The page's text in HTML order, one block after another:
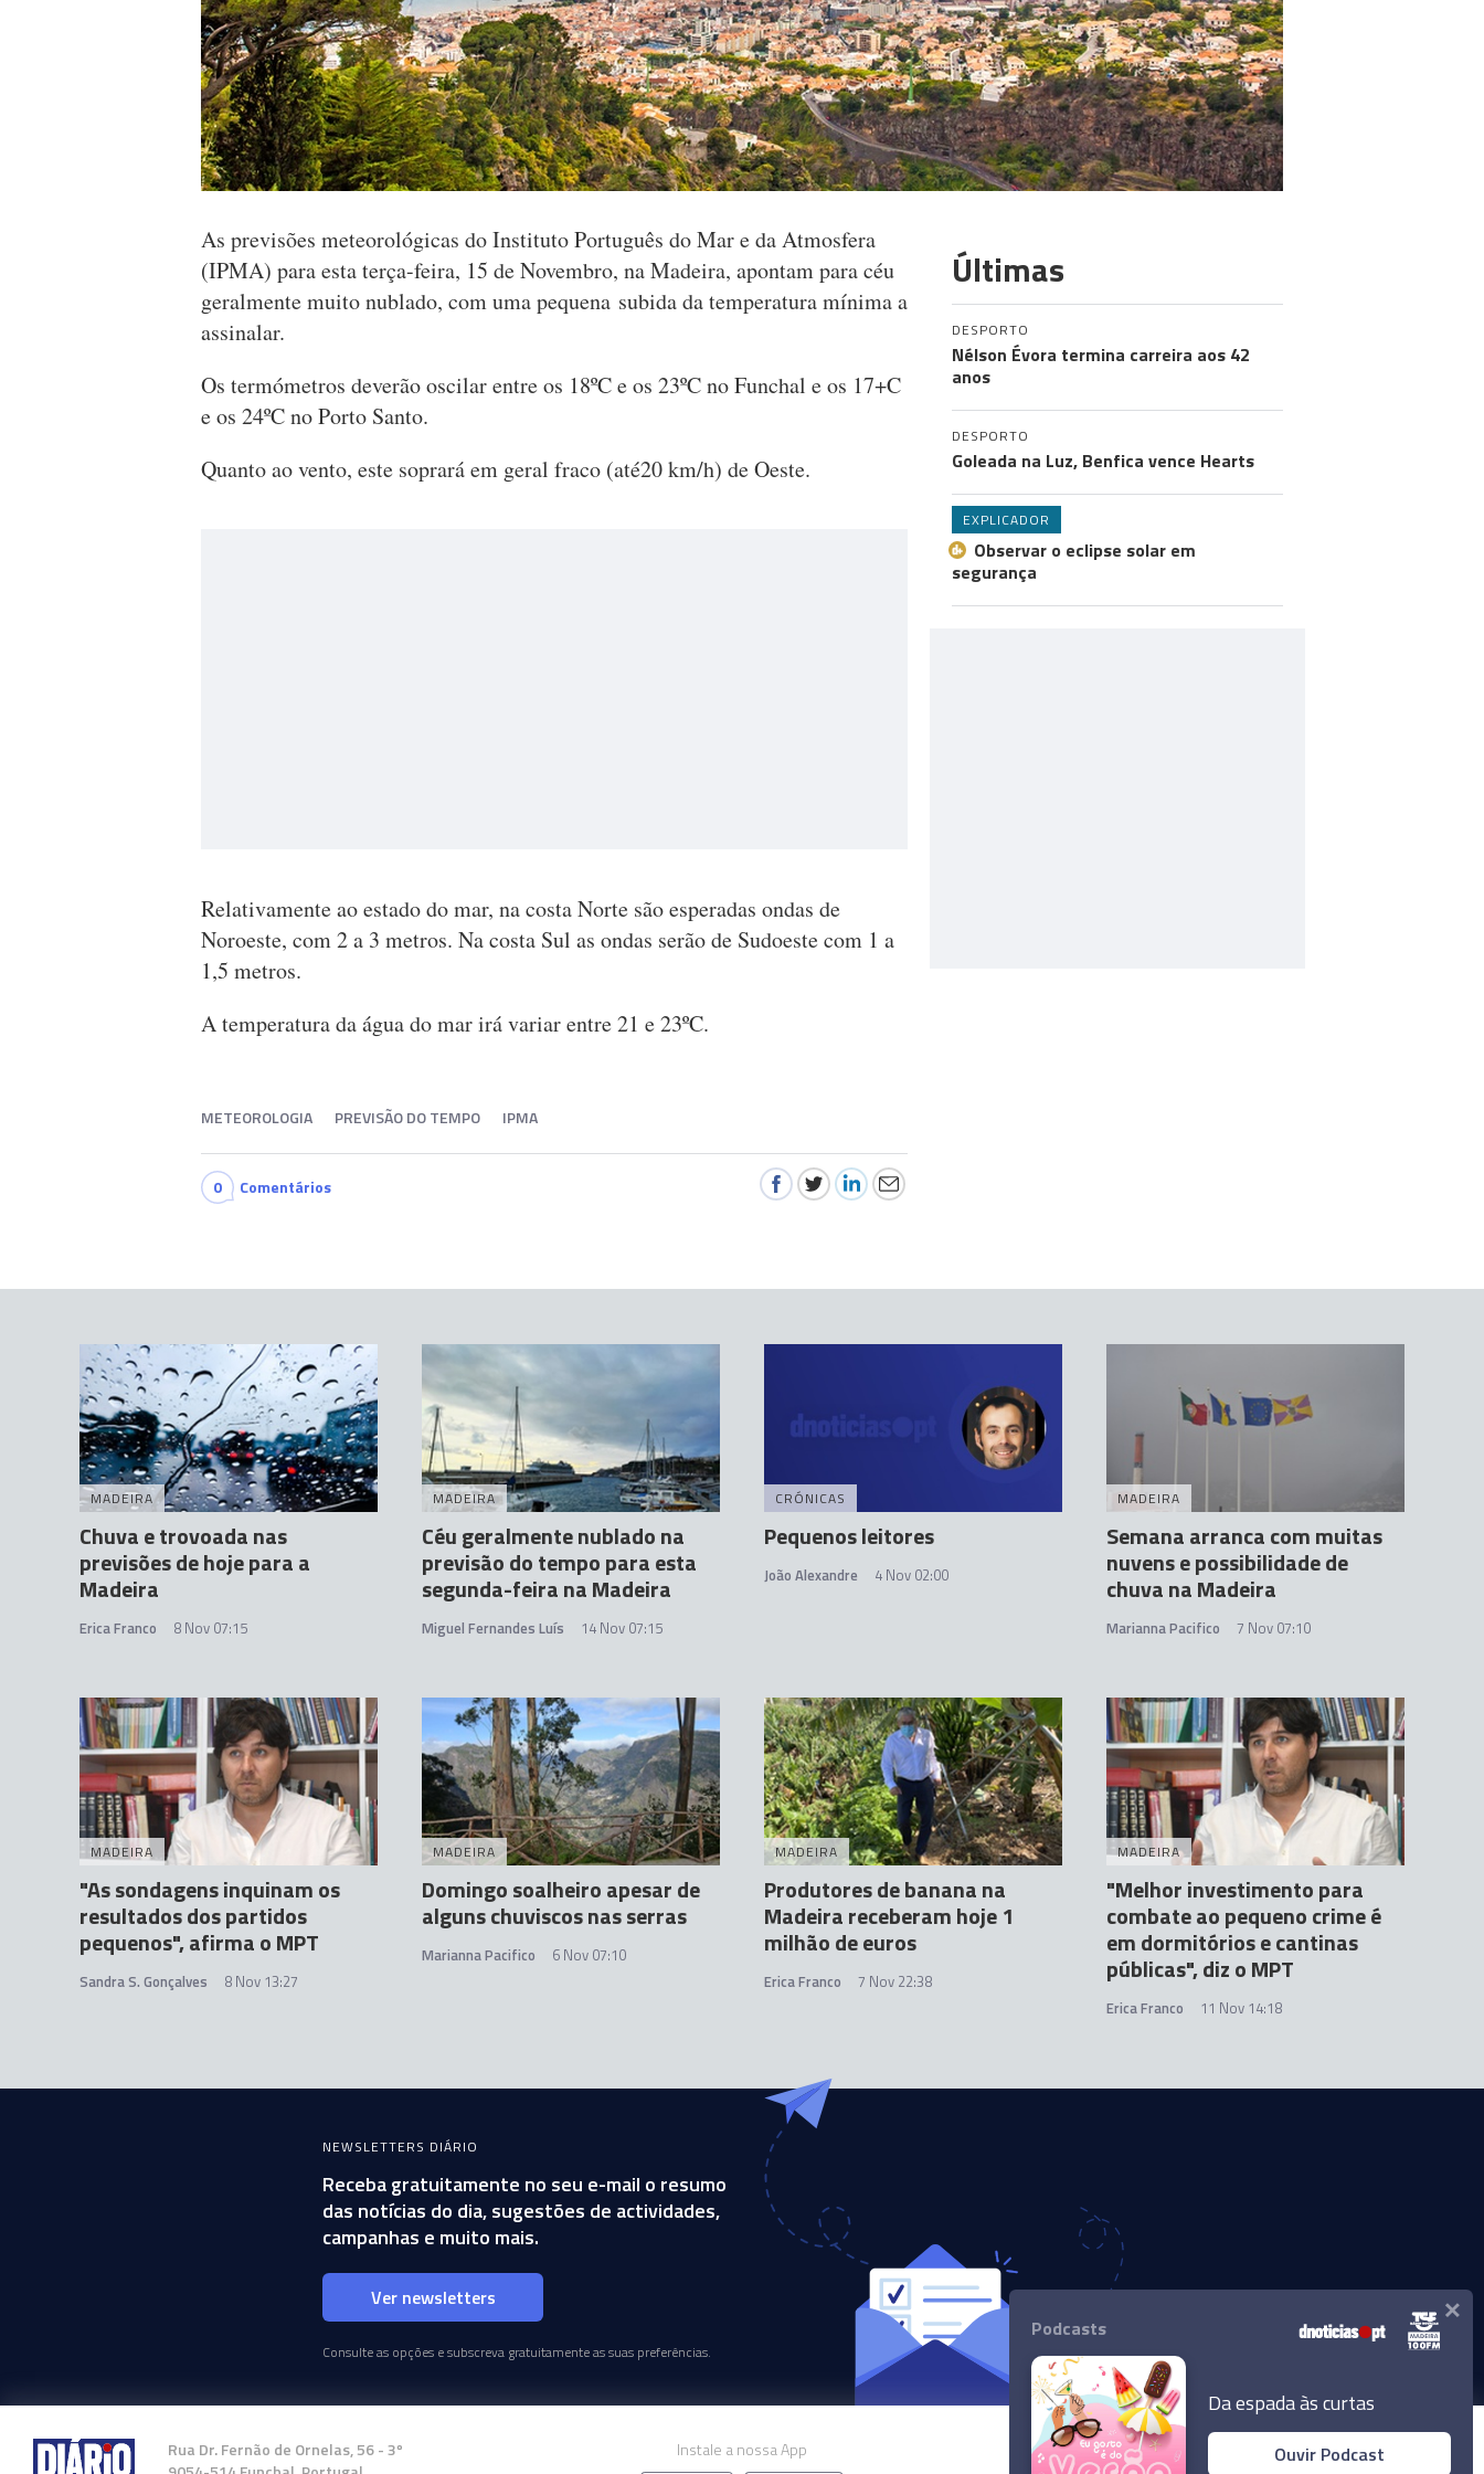
As previsões meteorológicas do Instituto Português do Mar e da Atmosfera
(IPMA) para esta terça-feira, 15 de Novembro, na Madeira, apontam para céu
geralmente muito nublado, com uma pequena subida da temperatura mínima a
assinalar.
Os termómetros deverão oscilar entre os 18ºC e os 23ºC no Funchal e os 17+C
e os 24ºC no Porto Santo.
Quanto ao vento, este soprará em geral fraco (até20 km/h) de Oeste.
Relativamente ao estado do mar, na costa Norte são esperadas ondas de
Noroeste, com 2 a 3 metros. Na costa Sul as ondas serão de Sudoeste com 1 a
1,5 metros.
A temperatura da água do mar irá variar entre 21 e 23ºC.
METEOROLOGIA PREVISÃO DO TEMPO IPMA
0 Comentários
Últimas
DESPORTO
Nélson Évora termina carreira aos 42
anos
DESPORTO
Goleada na Luz, Benfica vence Hearts
EXPLICADOR
Observar o eclipse solar em
segurança
MADEIRA
Chuva e trovoada nas
previsões de hoje para a
Madeira
Erica Franco 8 Nov 07:15
MADEIRA
Céu geralmente nublado na
previsão do tempo para esta
segunda-feira na Madeira
Miguel Fernandes Luís 14 Nov 07:15
CRÓNICAS
Pequenos leitores
João Alexandre 4 Nov 02:00
MADEIRA
Semana arranca com muitas
nuvens e possibilidade de
chuva na Madeira
Marianna Pacifico 7 Nov 07:10
MADEIRA
"As sondagens inquinam os
resultados dos partidos
pequenos", afirma o MPT
Sandra S. Gonçalves 8 Nov 13:27
MADEIRA
Domingo soalheiro apesar de
alguns chuviscos nas serras
Marianna Pacifico 6 Nov 07:10
MADEIRA
Produtores de banana na
Madeira receberam hoje 1
milhão de euros
Erica Franco 7 Nov 22:38
MADEIRA
"Melhor investimento para
combate ao pequeno crime é
em dormitórios e cantinas
públicas", diz o MPT
Erica Franco 11 Nov 14:18
NEWSLETTERS DIÁRIO
Receba gratuitamente no seu e-mail o resumo
das notícias do dia, sugestões de actividades,
campanhas e muito mais.
Ver newsletters
Consulte as opções e subscreva gratuitamente as suas preferências.
Rua Dr. Fernão de Ornelas, 56 - 3º
Instale a nossa App
Podcasts
Da espada às curtas
Ouvir Podcast
×